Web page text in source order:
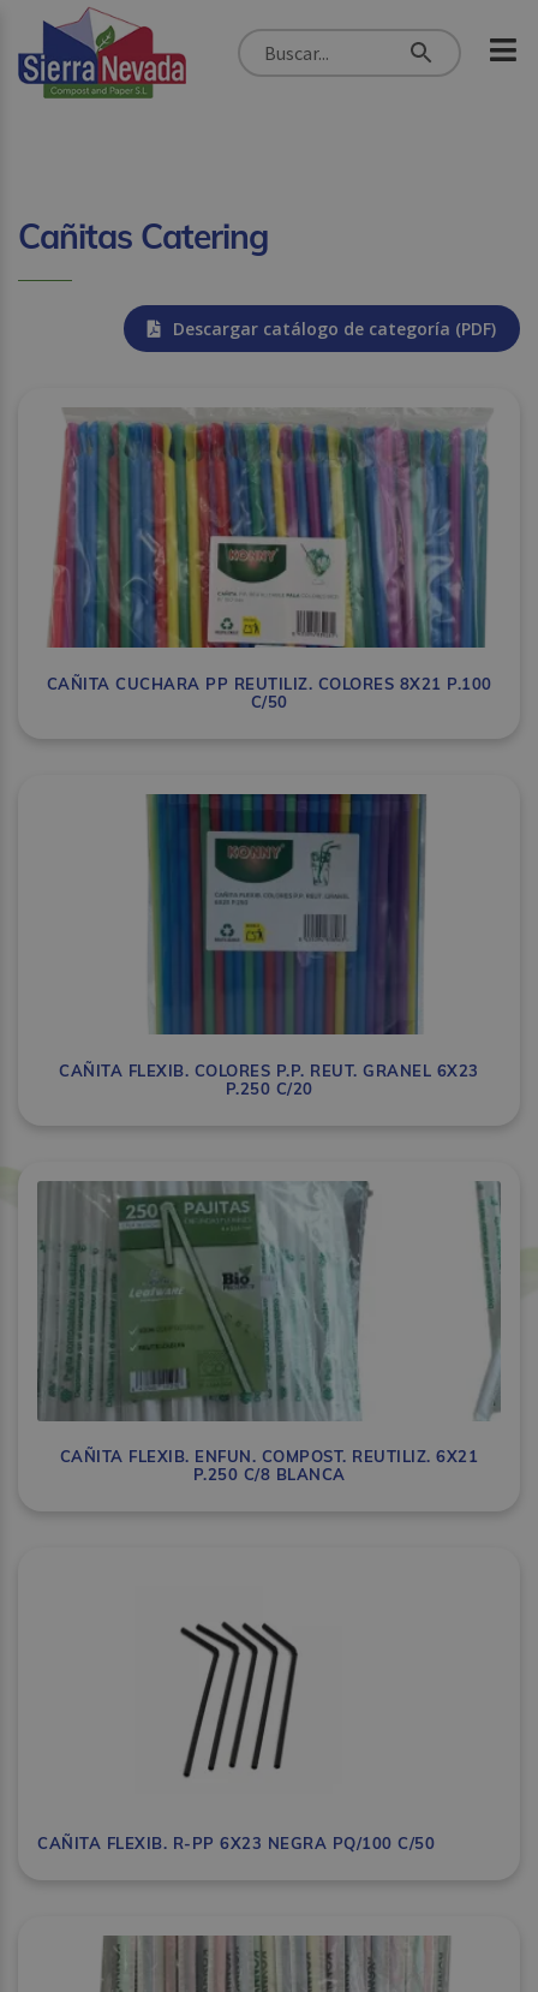
Cañitas Catering
Descargar catálogo de categoría (PDF)
CAÑITA CUCHARA PP REUTILIZ. COLORES 8X21 P.100
C/50
CAÑITA FLEXIB. COLORES P.P. REUT. GRANEL 6X23
P.250 C/20
CAÑITA FLEXIB. ENFUN. COMPOST. REUTILIZ. 6X21
P.250 C/8 BLANCA
CAÑITA FLEXIB. R-PP 6X23 NEGRA PQ/100 C/50